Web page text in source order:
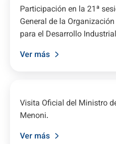
Participación en la 21ª
General de la
para el Desarrollo
Ver más
Visita Oficial del Ministro
Menoni.
Ver más